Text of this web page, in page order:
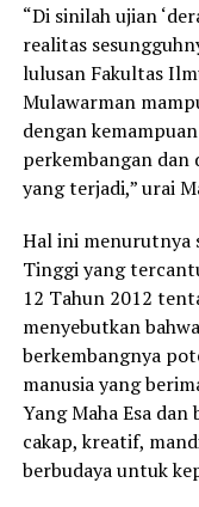
“Di sinilah ujian
realitas
lulusan Fakultas
Mulawarman
dengan
perkembangan dan
yang terjadi,” urai
Hal ini menurutnya
Tinggi yang
12 Tahun 2012
menyebutkan
berkembangnya
manusia yang
Yang Maha Esa
cakap, kreatif,
berbudaya untuk